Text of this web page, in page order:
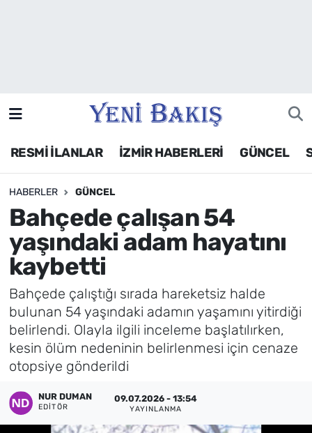
RESMİ İLANLAR İZMİR HABERLERİ GÜNCEL
HABERLER GÜNCEL
Bahçede çalışan 54
yaşındaki adam hayatını
kaybetti
Bahçede çalıştığı sırada hareketsiz halde
bulunan 54 yaşındaki adamın yaşamını yitirdiği
belirlendi. Olayla ilgili inceleme başlatılırken,
kesin ölüm nedeninin belirlenmesi için cenaze
otopsiye gönderildi
NUR DUMAN
EDITÖR
09.07.2026 - 13:54
YAYINLANMA
Siyaset
Asayiş / Polis-Adliye
Spor
Magazin
Foto Galeri
Künye
İletişim